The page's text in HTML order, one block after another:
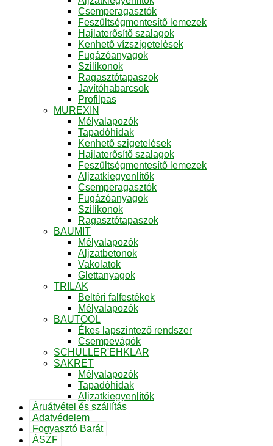
Csemperagasztók
Feszültségmentesítő lemezek
Hajlaterősítő szalagok
Kenhető vízszigetelések
Fugázóanyagok
Szilikonok
Ragasztótapaszok
Javítóhabarcsok
Profilpas
MUREXIN
Mélyalapozók
Tapadóhidak
Kenhető szigetelések
Hajlaterősítő szalagok
Feszültségmentesítő lemezek
Aljzatkiegyenlítők
Csemperagasztók
Fugázóanyagok
Szilikonok
Ragasztótapaszok
BAUMIT
Mélyalapozók
Aljzatbetonok
Vakolatok
Glettanyagok
TRILAK
Beltéri falfestékek
Mélyalapozók
BAUTOOL
Ékes lapszintező rendszer
Csempevágók
SCHULLER'EHKLAR
SAKRET
Mélyalapozók
Tapadóhidak
Aljzatkiegyenlítők
Áruátvétel és szállítás
Adatvédelem
Fogyasztó Barát
ÁSZF